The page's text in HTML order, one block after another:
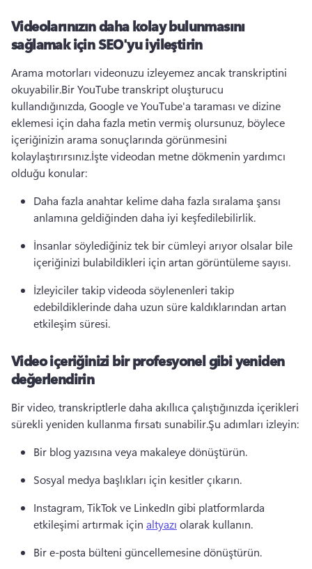
Videolarınızın daha kolay bulunmasını
sağlamak için SEO'yu iyileştirin
Arama motorları videonuzu izleyemez ancak transkriptini
okuyabilir.Bir YouTube transkript oluşturucu
kullandığınızda, Google ve YouTube'a taraması ve dizine
eklemesi için daha fazla metin vermiş olursunuz, böylece
içeriğinizin arama sonuçlarında görünmesini
kolaylaştırırsınız.İşte videodan metne dökmenin yardımcı
olduğu konular:
Daha fazla anahtar kelime daha fazla sıralama şansı
anlamına geldiğinden daha iyi keşfedilebilirlik.
İnsanlar söylediğiniz tek bir cümleyi arıyor olsalar bile
içeriğinizi bulabildikleri için artan görüntüleme sayısı.
İzleyiciler takip videoda söylenenleri takip
edebildiklerinde daha uzun süre kaldıklarından artan
etkileşim süresi.
Video içeriğinizi bir profesyonel gibi yeniden
değerlendirin
Bir video, transkriptlerle daha akıllıca çalıştığınızda içerikleri
sürekli yeniden kullanma fırsatı sunabilir.Şu adımları izleyin:
Bir blog yazısına veya makaleye dönüştürün.
Sosyal medya başlıkları için kesitler çıkarın.
Instagram, TikTok ve LinkedIn gibi platformlarda
etkileşimi artırmak için altyazı olarak kullanın.
Bir e-posta bülteni güncellemesine dönüştürün.